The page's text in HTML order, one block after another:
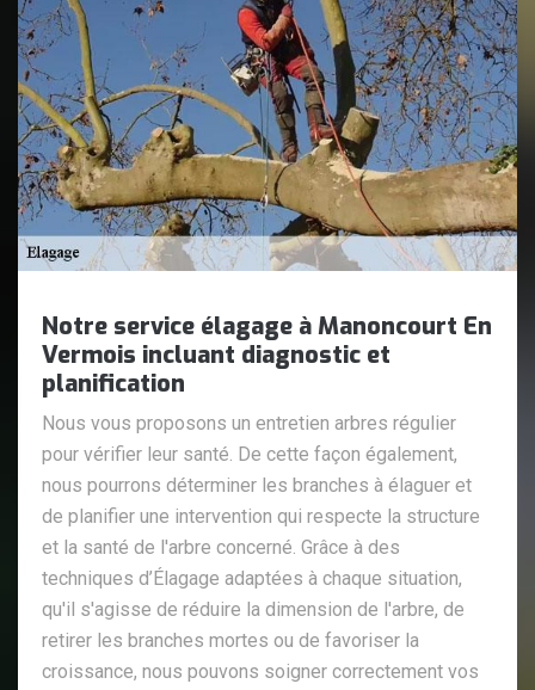
Notre service élagage à Manoncourt En
Vermois incluant diagnostic et
planification
Nous vous proposons un entretien arbres régulier
pour vérifier leur santé. De cette façon également,
nous pourrons déterminer les branches à élaguer et
de planifier une intervention qui respecte la structure
et la santé de l'arbre concerné. Grâce à des
techniques d’Élagage adaptées à chaque situation,
qu'il s'agisse de réduire la dimension de l'arbre, de
retirer les branches mortes ou de favoriser la
croissance, nous pouvons soigner correctement vos